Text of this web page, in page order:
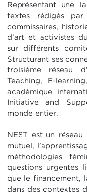
Représentant une
textes rédigés par
commissaires,
d’art et activistes
sur différents
Structurant ses
troisième réseau
Teaching, E-
académique
Initiative and
monde entier.
NEST est un
mutuel,
méthodologies
questions urgentes
que le financement,
dans des contextes